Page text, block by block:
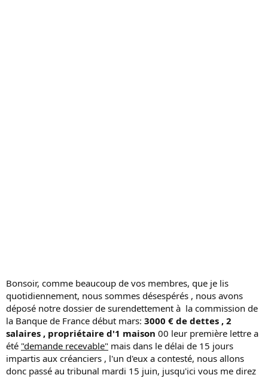
Bonsoir, comme beaucoup de vos membres, que je lis
quotidiennement, nous sommes désespérés , nous avons
déposé notre dossier de surendettement à la commission de
la Banque de France début mars: 3000 € de dettes , 2
salaires , propriétaire d'1 maison 00 leur première lettre a
été "demande recevable" mais dans le délai de 15 jours
impartis aux créanciers , l'un d'eux a contesté, nous allons
donc passé au tribunal mardi 15 juin, jusqu'ici vous me direz